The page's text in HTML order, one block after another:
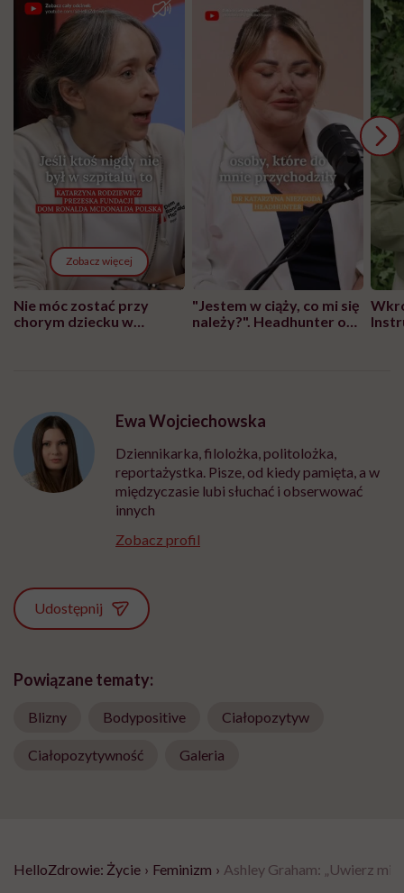
Zobacz więcej
Nie móc zostać przy
chorym dziecku w
"Jestem w ciąży, co mi się
należy?". Headhunter o
Ewa Wojciechowska
Dziennikarka, filolożka, politolożka,
reportażystka. Pisze, od kiedy pamięta, a w
międzyczasie lubi słuchać i obserwować
innych
Zobacz profil
Udostępnij
Powiązane tematy:
Blizny Bodypositive Ciałopozytyw
Ciałopozytywność Galeria
HelloZdrowie: Życie › Feminizm › Ashley Graham: „Uwierz mi,